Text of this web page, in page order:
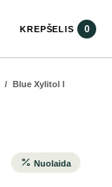
KREPŠELIS 0
Blue Xylitol l
Nuolaida